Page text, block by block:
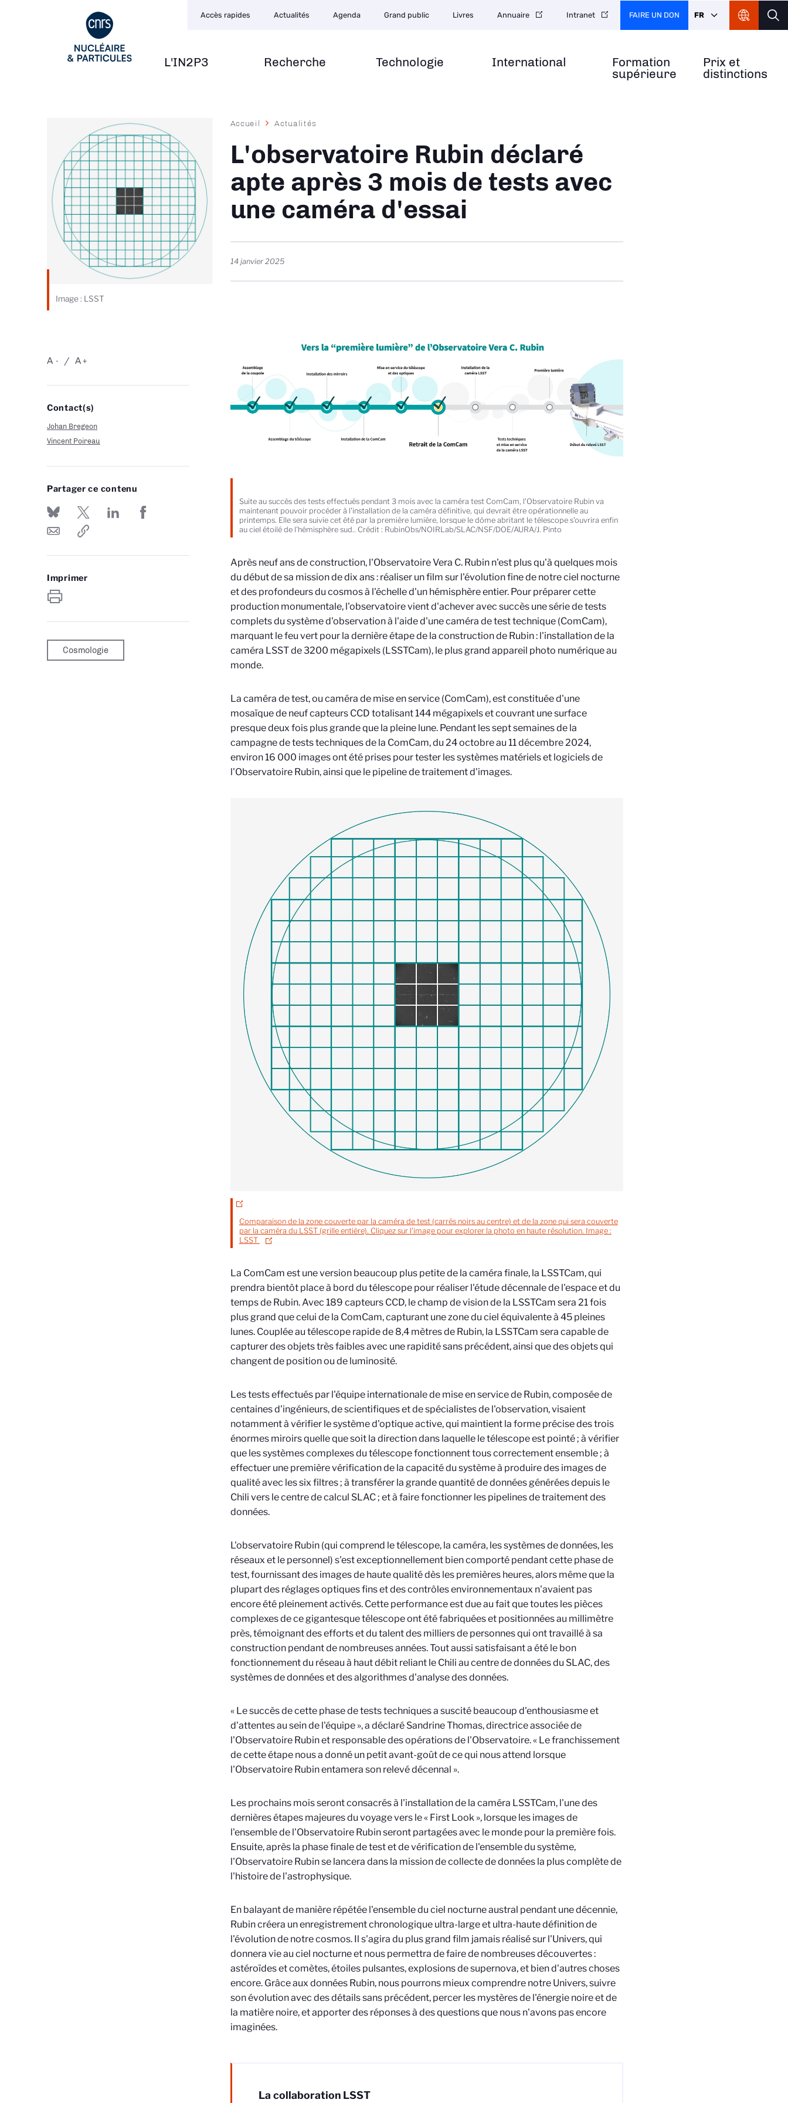
Navigation
L'IN2P3 Recherche Technologie International
Formation
supérieure
Prix et
distinctions
secondaire
Accès rapides Actualités Agenda Grand public Livres Annuaire Intranet FAIRE UN DON FR
Image : LSST
-
A +
A
Contact(s)
Johan Bregeon
Vincent Poireau
Partager ce contenu
Imprimer
Cosmologie
Fil
Accueil Actualités
L'observatoire Rubin déclaré
apte après 3 mois de tests avec
une caméra d'essai
14 janvier 2025
Suite au succès des tests effectués pendant 3 mois avec la caméra test ComCam, l'Observatoire Rubin va
maintenant pouvoir procéder à l'installation de la caméra définitive, qui devrait être opérationnelle au
printemps. Elle sera suivie cet été par la première lumière, lorsque le dôme abritant le télescope s'ouvrira enfin
au ciel étoilé de l'hémisphère sud.. Crédit : RubinObs/NOIRLab/SLAC/NSF/DOE/AURA/J. Pinto
Après neuf ans de construction, l'Observatoire Vera C. Rubin n'est plus qu'à quelques mois
du début de sa mission de dix ans : réaliser un film sur l'évolution fine de notre ciel nocturne
et des profondeurs du cosmos à l'échelle d'un hémisphère entier. Pour préparer cette
production monumentale, l'observatoire vient d'achever avec succès une série de tests
complets du système d'observation à l'aide d'une caméra de test technique (ComCam),
marquant le feu vert pour la dernière étape de la construction de Rubin : l'installation de la
caméra LSST de 3200 mégapixels (LSSTCam), le plus grand appareil photo numérique au
monde.
La caméra de test, ou caméra de mise en service (ComCam), est constituée d'une
mosaïque de neuf capteurs CCD totalisant 144 mégapixels et couvrant une surface
presque deux fois plus grande que la pleine lune. Pendant les sept semaines de la
campagne de tests techniques de la ComCam, du 24 octobre au 11 décembre 2024,
environ 16 000 images ont été prises pour tester les systèmes matériels et logiciels de
l'Observatoire Rubin, ainsi que le pipeline de traitement d'images.
Comparaison de la zone couverte par la caméra de test (carrés noirs au centre) et de la zone qui sera couverte
par la caméra du LSST (grille entière). Cliquez sur l'image pour explorer la photo en haute résolution. Image :
LSST
La ComCam est une version beaucoup plus petite de la caméra finale, la LSSTCam, qui
prendra bientôt place à bord du télescope pour réaliser l'étude décennale de l'espace et du
temps de Rubin. Avec 189 capteurs CCD, le champ de vision de la LSSTCam sera 21 fois
plus grand que celui de la ComCam, capturant une zone du ciel équivalente à 45 pleines
lunes. Couplée au télescope rapide de 8,4 mètres de Rubin, la LSSTCam sera capable de
capturer des objets très faibles avec une rapidité sans précédent, ainsi que des objets qui
changent de position ou de luminosité.
Les tests effectués par l'équipe internationale de mise en service de Rubin, composée de
centaines d'ingénieurs, de scientifiques et de spécialistes de l'observation, visaient
notamment à vérifier le système d'optique active, qui maintient la forme précise des trois
énormes miroirs quelle que soit la direction dans laquelle le télescope est pointé ; à vérifier
que les systèmes complexes du télescope fonctionnent tous correctement ensemble ; à
effectuer une première vérification de la capacité du système à produire des images de
qualité avec les six filtres ; à transférer la grande quantité de données générées depuis le
Chili vers le centre de calcul SLAC ; et à faire fonctionner les pipelines de traitement des
données.
L'observatoire Rubin (qui comprend le télescope, la caméra, les systèmes de données, les
réseaux et le personnel) s'est exceptionnellement bien comporté pendant cette phase de
test, fournissant des images de haute qualité dès les premières heures, alors même que la
plupart des réglages optiques fins et des contrôles environnementaux n'avaient pas
encore été pleinement activés. Cette performance est due au fait que toutes les pièces
complexes de ce gigantesque télescope ont été fabriquées et positionnées au millimètre
près, témoignant des efforts et du talent des milliers de personnes qui ont travaillé à sa
construction pendant de nombreuses années. Tout aussi satisfaisant a été le bon
fonctionnement du réseau à haut débit reliant le Chili au centre de données du SLAC, des
systèmes de données et des algorithmes d'analyse des données.
« Le succès de cette phase de tests techniques a suscité beaucoup d'enthousiasme et
d'attentes au sein de l'équipe », a déclaré Sandrine Thomas, directrice associée de
l'Observatoire Rubin et responsable des opérations de l'Observatoire.« Le franchissement
de cette étape nous a donné un petit avant-goût de ce qui nous attend lorsque
l'Observatoire Rubin entamera son relevé décennal ».
Les prochains mois seront consacrés à l'installation de la caméra LSSTCam, l'une des
dernières étapes majeures du voyage vers le « First Look », lorsque les images de
l'ensemble de l'Observatoire Rubin seront partagées avec le monde pour la première fois.
Ensuite, après la phase finale de test et de vérification de l'ensemble du système,
l'Observatoire Rubin se lancera dans la mission de collecte de données la plus complète de
l'histoire de l'astrophysique.
En balayant de manière répétée l'ensemble du ciel nocturne austral pendant une décennie,
Rubin créera un enregistrement chronologique ultra-large et ultra-haute définition de
l'évolution de notre cosmos. Il s'agira du plus grand film jamais réalisé sur l'Univers, qui
donnera vie au ciel nocturne et nous permettra de faire de nombreuses découvertes :
astéroïdes et comètes, étoiles pulsantes, explosions de supernova, et bien d'autres choses
encore. Grâce aux données Rubin, nous pourrons mieux comprendre notre Univers, suivre
son évolution avec des détails sans précédent, percer les mystères de l'énergie noire et de
la matière noire, et apporter des réponses à des questions que nous n'avons pas encore
imaginées.
La collaboration LSST